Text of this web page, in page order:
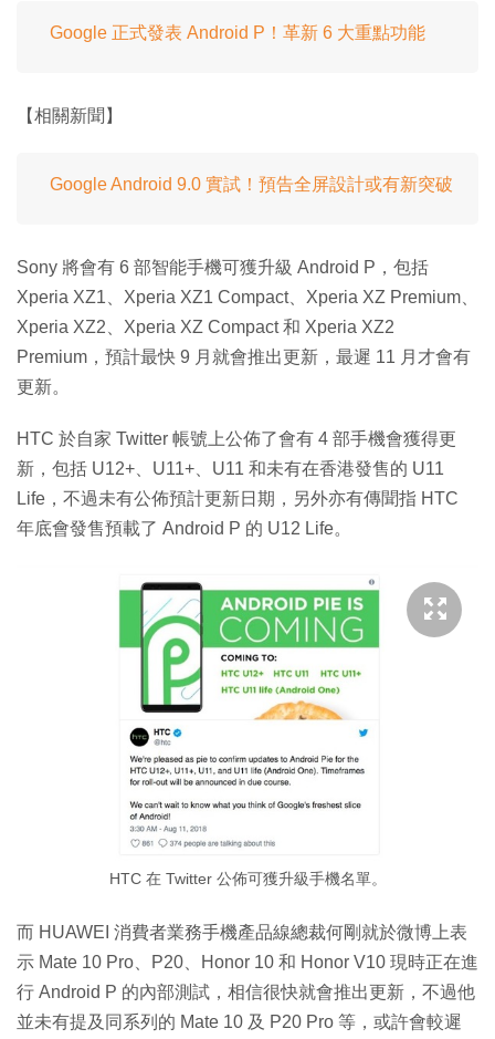
Google 正式發表 Android P！革新 6 大重點功能
【相關新聞】
Google Android 9.0 實試！預告全屏設計或有新突破
Sony 將會有 6 部智能手機可獲升級 Android P，包括
Xperia XZ1、Xperia XZ1 Compact、Xperia XZ Premium、
Xperia XZ2、Xperia XZ Compact 和 Xperia XZ2
Premium，預計最快 9 月就會推出更新，最遲 11 月才會有
更新。
HTC 於自家 Twitter 帳號上公佈了會有 4 部手機會獲得更
新，包括 U12+、U11+、U11 和未有在香港發售的 U11
Life，不過未有公佈預計更新日期，另外亦有傳聞指 HTC
年底會發售預載了 Android P 的 U12 Life。
HTC 在 Twitter 公佈可獲升級手機名單。
而 HUAWEI 消費者業務手機產品線總裁何剛就於微博上表
示 Mate 10 Pro、P20、Honor 10 和 Honor V10 現時正在進
行 Android P 的內部測試，相信很快就會推出更新，不過他
並未有提及同系列的 Mate 10 及 P20 Pro 等，或許會較遲